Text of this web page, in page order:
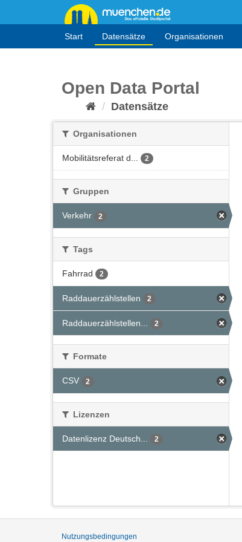
Start Datensätze Organisationen
Open Data Portal
Datensätze
Organisationen
Mobilitätsreferat d... 2
Gruppen
Verkehr 2
Tags
Fahrrad 2
Raddauerzählstellen 2
Raddauerzählstellen... 2
Formate
CSV 2
Lizenzen
Datenlizenz Deutsch... 2
Nutzungsbedingungen